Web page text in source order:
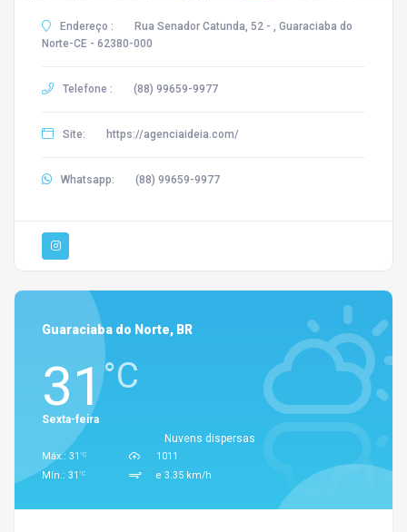
Endereço :
Rua Senador Catunda, 52 - , Guaraciaba do
Norte-CE - 62380-000
Telefone : (88) 99659-9977
Site: https://agenciaideia.com/
Whatsapp: (88) 99659-9977
Guaraciaba do Norte, BR
31°C
Nuvens dispersas
Sexta-feira
Máx.: 31 °C
Mín.: 31 °C
1011
e 3.35 km/h